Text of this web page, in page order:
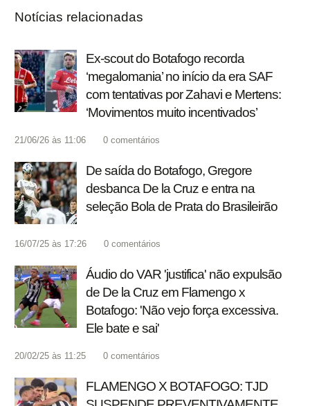
Notícias relacionadas
Ex-scout do Botafogo recorda
‘megalomania’ no início da era SAF
com tentativas por Zahavi e Mertens:
‘Movimentos muito incentivados’
21/06/26 às 11:06 0 comentários
De saída do Botafogo, Gregore
desbanca De la Cruz e entra na
seleção Bola de Prata do Brasileirão
16/07/25 às 17:26 0 comentários
Áudio do VAR 'justifica' não expulsão
de De la Cruz em Flamengo x
Botafogo: 'Não vejo força excessiva.
Ele bate e sai'
20/02/25 às 11:25 0 comentários
FLAMENGO X BOTAFOGO: TJD